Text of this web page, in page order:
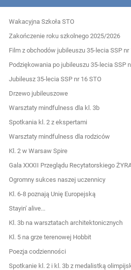
Wydarzenia
Wakacyjna Szkoła STO
Zakończenie roku szkolnego 2025/2026
Film z obchodów jubileuszu 35-lecia SSP nr
Podziękowania po jubileuszu 35-lecia SSP
Jubileusz 35-lecia SSP nr 16 STO
Drzewo jubileuszowe
Warsztaty mindfulness dla kl. 3b
Spotkania kl. 2 z ekspertami
Warsztaty mindfulness dla rodziców
Kl. 2 w Warsaw Spire
Gala XXXII Przeglądu Recytatorskiego
Ogromny sukces naszej uczennicy
Kl. 6-8 poznają Unię Europejską
Stayin' alive...
Kl. 3b na warsztatach architektonicznych
Kl. 5 na grze terenowej Hobbit
Poezja codzienności
Spotkanie kl. 2 i kl. 3b z medalistką